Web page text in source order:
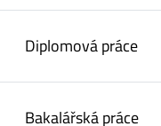
Diplomová práce
Bakalářská práce